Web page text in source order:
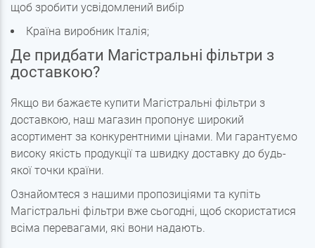
щоб зробити усвідомлений вибір
Країна виробник Італія;
Де придбати Магістральні фільтри з
доставкою?
Якщо ви бажаєте купити Магістральні фільтри з
доставкою, наш магазин пропонує широкий
асортимент за конкурентними цінами. Ми гарантуємо
високу якість продукції та швидку доставку до будь-
якої точки країни.
Ознайомтеся з нашими пропозиціями та купіть
Магістральні фільтри вже сьогодні, щоб скористатися
всіма перевагами, які вони надають.